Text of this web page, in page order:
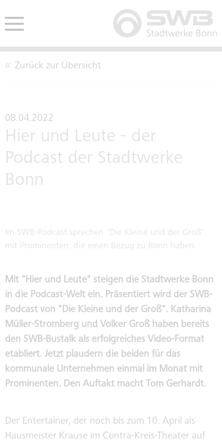
EINKAUFSBEDINGUNGEN
TARIFTREUE- UND
FAHRZEUGVERKAUF
VERMIETUNG
LEITBILD
KENNZAHLEN
GESCHÄFTSFÜHRUNG
PUBLIC COPORATE GOVERNANCE
KODEX
INTERNE MELDESTELLE NACH
HINWEISGEBERSCHUTZGESETZ
SORGFALTSPFLICHTEN IN
NACHHALTIGKEITSREPORT
Zurück zur Übersicht
08.04.2022
Hier und Leute - der
Podcast der Stadtwerke
Bonn
Im SWB-Podcast sprechen "Die Kleine und der Groß"
mit Prominenten, die einen Bezug zu Bonn haben.
Mit "Hier und Leute" steigen die Stadtwerke Bonn
in die Podcast-Welt ein. Präsentiert wird der SWB-
Podcast von "Die Kleine und der Groß". Katharina
Müller-Stromberg und Volker Groß haben bereits
den SWB-Bustalk als erfolgreiches Video-Format
etabliert. Jetzt plaudern die beiden für das
kommunale Unternehmen einmal im Monat mit
Prominenten. Den Auftakt macht Tom Gerhardt.
Der Entertainer, der noch bis zum 10. April als
Hausmeister Krause im Contra-Kreis-Theater auf